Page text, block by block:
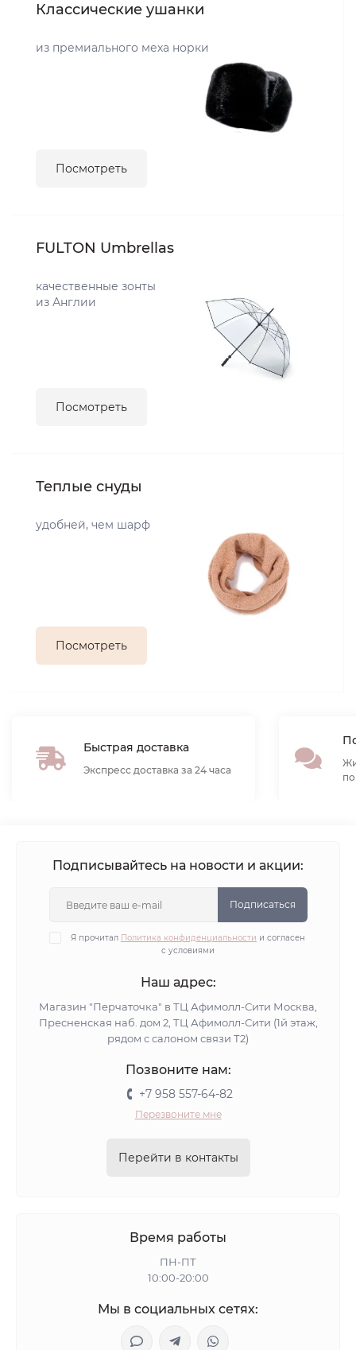
Классические ушанки
из премиального меха норки
Посмотреть
FULTON Umbrellas
качественные зонты
из Англии
Посмотреть
Теплые снуды
удобней, чем шарф
Посмотреть
Быстрая доставка
Экспресс доставка за 24 часа
Подписывайтесь на новости и акции:
Подписаться
Я прочитал Политика конфиденциальности и согласен
с условиями
Наш адрес:
Магазин "Перчаточка" в ТЦ Афимолл-Сити Москва,
Пресненская наб. дом 2, ТЦ Афимолл-Сити (1й этаж,
рядом с салоном связи Т2)
Позвоните нам:
+7 958 557-64-82
Перезвоните мне
Перейти в контакты
Время работы
ПН-ПТ
10:00-20:00
Мы в социальных сетях: